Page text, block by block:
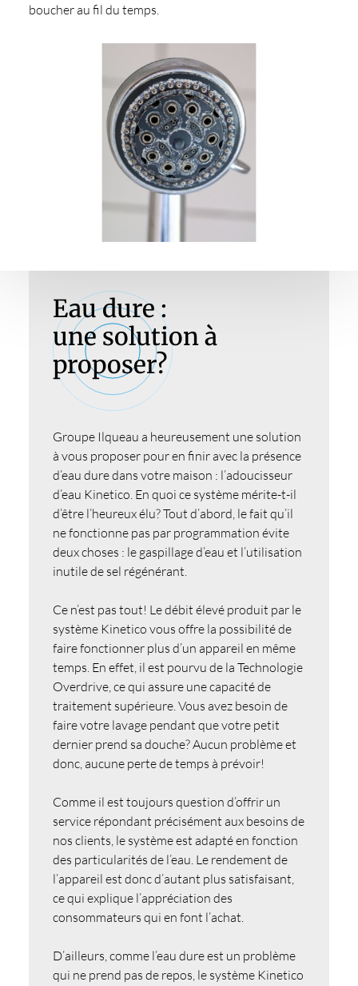
boucher au fil du temps.
Eau dure :
une solution à
proposer?
Groupe Ilqueau a heureusement une solution
à vous proposer pour en finir avec la présence
d’eau dure dans votre maison : l’adoucisseur
d’eau Kinetico. En quoi ce système mérite-t-il
d’être l’heureux élu? Tout d’abord, le fait qu’il
ne fonctionne pas par programmation évite
deux choses : le gaspillage d’eau et l’utilisation
inutile de sel régénérant.
Ce n’est pas tout! Le débit élevé produit par le
système Kinetico vous offre la possibilité de
faire fonctionner plus d’un appareil en même
temps. En effet, il est pourvu de la Technologie
Overdrive, ce qui assure une capacité de
traitement supérieure. Vous avez besoin de
faire votre lavage pendant que votre petit
dernier prend sa douche? Aucun problème et
donc, aucune perte de temps à prévoir!
Comme il est toujours question d’offrir un
service répondant précisément aux besoins de
nos clients, le système est adapté en fonction
des particularités de l’eau. Le rendement de
l’appareil est donc d’autant plus satisfaisant,
ce qui explique l’appréciation des
consommateurs qui en font l’achat.
D’ailleurs, comme l’eau dure est un problème
qui ne prend pas de repos, le système Kinetico